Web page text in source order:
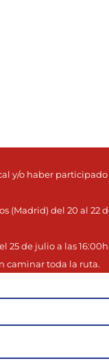
y/o haber participado
(Madrid) del 20 al 22
25 de julio a las 16:00h.
caminar toda la ruta.